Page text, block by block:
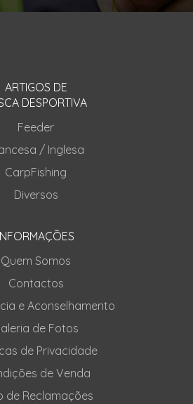
ARTIGOS DE
DESPORTIVA
Feeder
/ Inglesa
CarpFishing
Diversos
Quem Somos
Contactos
e Aconselhamento
de Fotos
de Privacidade
de Venda
de Reclamações